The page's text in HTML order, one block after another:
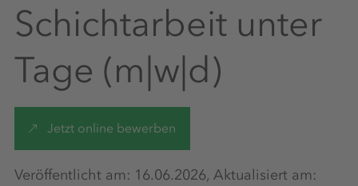
Schichtarbeit unter
Tage (m|w|d)
Jetzt online bewerben
Veröffentlicht am: 16.06.2026, Aktualisiert am: